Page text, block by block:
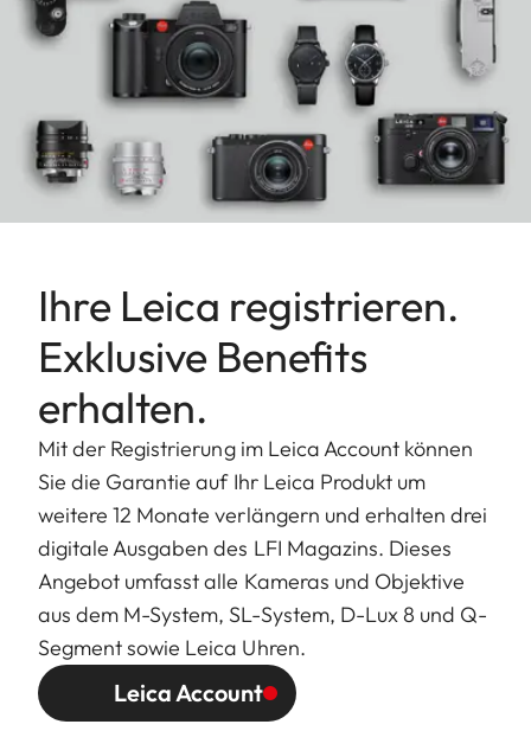
Ihre Leica registrieren.
Exklusive Benefits
erhalten.
Mit der Registrierung im Leica Account können
Sie die Garantie auf Ihr Leica Produkt um
weitere 12 Monate verlängern und erhalten drei
digitale Ausgaben des LFI Magazins. Dieses
Angebot umfasst alle Kameras und Objektive
aus dem M-System, SL-System, D-Lux 8 und Q-
Segment sowie Leica Uhren.
Leica Account